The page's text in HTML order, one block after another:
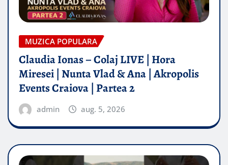
MUZICA POPULARA
Claudia Ionas – Colaj LIVE | Hora
Miresei | Nunta Vlad & Ana | Akropolis
Events Craiova | Partea 2
admin aug. 5, 2026